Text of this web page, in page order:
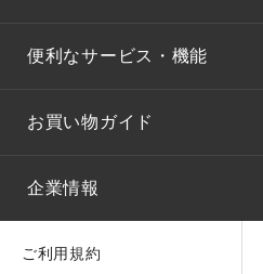
便利なサービス・機能
お買い物ガイド
企業情報
ご利用規約